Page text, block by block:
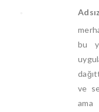
Adsız
bu
ve
ama